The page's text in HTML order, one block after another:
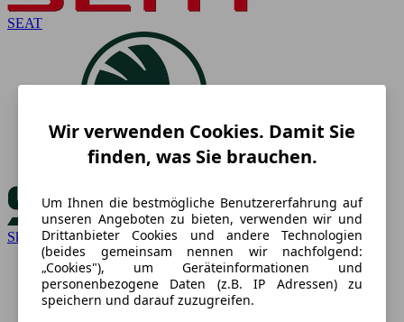
SEAT
Skoda
Wir verwenden Cookies. Damit Sie
finden, was Sie brauchen.
Um Ihnen die bestmögliche Benutzererfahrung auf
unseren Angeboten zu bieten, verwenden wir und
Drittanbieter Cookies und andere Technologien
(beides gemeinsam nennen wir nachfolgend:
„Cookies"), um Geräteinformationen und
personenbezogene Daten (z.B. IP Adressen) zu
speichern und darauf zuzugreifen.